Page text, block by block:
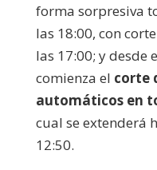
forma sorpresiva
las 18:00, con
las 17:00; y desde
comienza el corte
automáticos en
cual se extenderá
12:50.